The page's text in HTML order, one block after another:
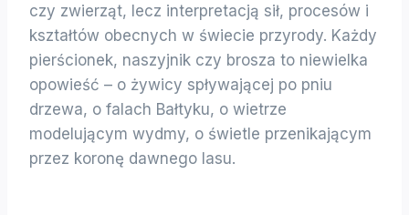
czy zwierząt, lecz interpretacją sił, procesów i
kształtów obecnych w świecie przyrody. Każdy
pierścionek, naszyjnik czy brosza to niewielka
opowieść – o żywicy spływającej po pniu
drzewa, o falach Bałtyku, o wietrze
modelującym wydmy, o świetle przenikającym
przez koronę dawnego lasu.